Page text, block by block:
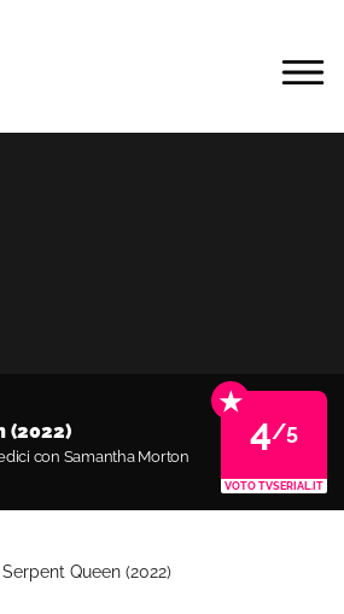
MENU
(2022)
con Samantha Morton
★
4/5
VOTO TVSERIAL.IT
Queen (2022)